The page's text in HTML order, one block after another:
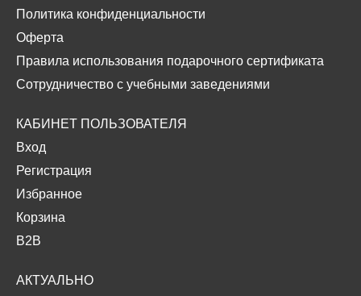
Политика конфиденциальности
Оферта
Правила использования подарочного сертификата
Сотрудничество с учебными заведениями
КАБИНЕТ ПОЛЬЗОВАТЕЛЯ
Вход
Регистрация
Избранное
Корзина
B2B
АКТУАЛЬНО